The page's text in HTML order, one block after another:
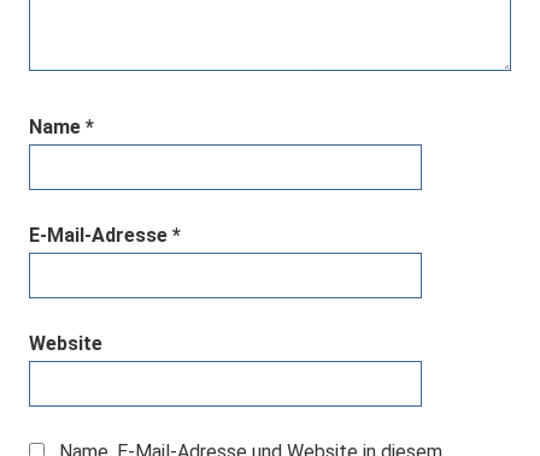
Name *
E-Mail-Adresse *
Website
Name, E-Mail-Adresse und Website in diesem